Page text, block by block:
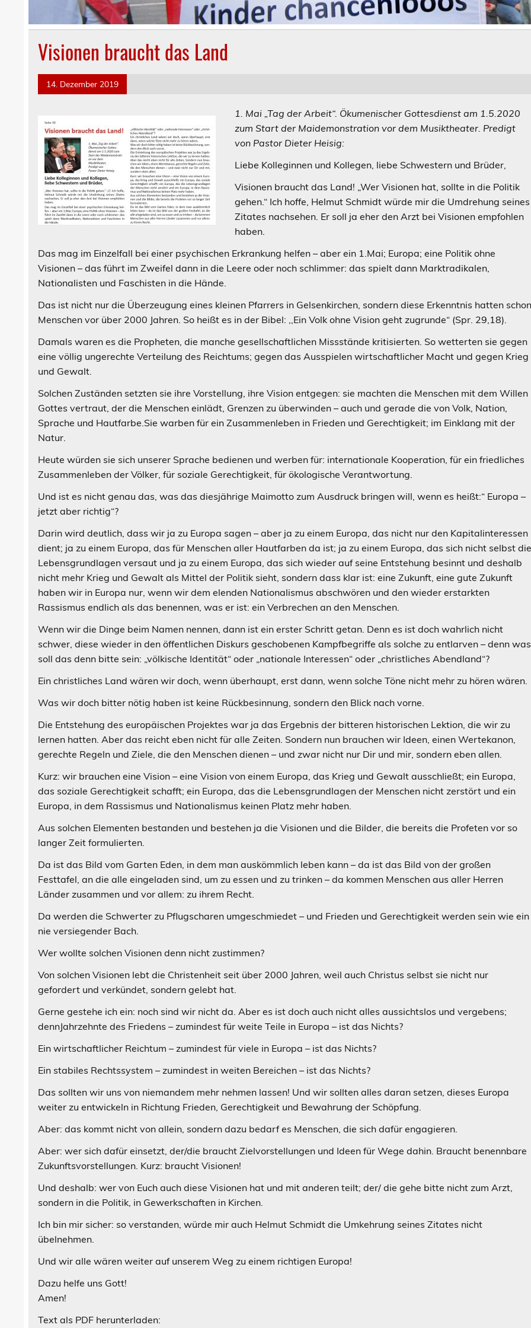
Visionen braucht das Land
14. Dezember 2019
1 . Mai „Tag der Arbeit“. Ökumenischer Gottesdienst am 1.5.2020
zum Start der Maidemonstration vor dem Musiktheater. Predigt
von Pastor Dieter Heisig:
Liebe Kolleginnen und Kollegen, liebe Schwestern und Brüder,
Visionen braucht das Land! „Wer Visionen hat, sollte in die Politik
gehen.“ Ich hoffe, Helmut Schmidt würde mir die Umdrehung seines
Zitates nachsehen. Er soll ja eher den Arzt bei Visionen empfohlen
haben.
Das mag im Einzelfall bei einer psychischen Erkrankung helfen – aber ein 1.Mai; Europa; eine Politik ohne
Visionen – das führt im Zweifel dann in die Leere oder noch schlimmer: das spielt dann Marktradikalen,
Nationalisten und Faschisten in die Hände.
Das ist nicht nur die Überzeugung eines kleinen Pfarrers in Gelsenkirchen, sondern diese Erkenntnis hatten
Menschen vor über 2000 Jahren. So heißt es in der Bibel: ,,Ein Volk ohne Vision geht zugrunde“ (Spr. 29,18).
Damals waren es die Propheten, die manche gesellschaftlichen Missstände kritisierten. So wetterten sie gegen
eine völlig ungerechte Verteilung des Reichtums; gegen das Ausspielen wirtschaftlicher Macht und gegen Krieg
und Gewalt.
Solchen Zuständen setzten sie ihre Vorstellung, ihre Vision entgegen: sie machten die Menschen mit dem Willen
Gottes vertraut, der die Menschen einlädt, Grenzen zu überwinden – auch und gerade die von Volk, Nation,
Sprache und Hautfarbe.Sie warben für ein Zusammenleben in Frieden und Gerechtigkeit; im Einklang mit der
Natur.
Heute würden sie sich unserer Sprache bedienen und werben für: internationale Kooperation, für ein friedliches
Zusammenleben der Völker, für soziale Gerechtigkeit, für ökologische Verantwortung.
Und ist es nicht genau das, was das diesjährige Maimotto zum Ausdruck bringen will, wenn es heißt:“ Europa –
jetzt aber richtig“?
Darin wird deutlich, dass wir ja zu Europa sagen – aber ja zu einem Europa, das nicht nur den Kapitalinteressen
dient; ja zu einem Europa, das für Menschen aller Hautfarben da ist; ja zu einem Europa, das sich nicht selbst
Lebensgrundlagen versaut und ja zu einem Europa, das sich wieder auf seine Entstehung besinnt und deshalb
nicht mehr Krieg und Gewalt als Mittel der Politik sieht, sondern dass klar ist: eine Zukunft, eine gute Zukunft
haben wir in Europa nur, wenn wir dem elenden Nationalismus abschwören und den wieder erstarkten
Rassismus endlich als das benennen, was er ist: ein Verbrechen an den Menschen.
Wenn wir die Dinge beim Namen nennen, dann ist ein erster Schritt getan. Denn es ist doch wahrlich nicht
schwer, diese wieder in den öffentlichen Diskurs geschobenen Kampfbegriffe als solche zu entlarven – denn was
soll das denn bitte sein: „völkische Identität“ oder „nationale Interessen“ oder „christliches Abendland“?
Ein christliches Land wären wir doch, wenn überhaupt, erst dann, wenn solche Töne nicht mehr zu hören wären.
Was wir doch bitter nötig haben ist keine Rückbesinnung, sondern den Blick nach vorne.
Die Entstehung des europäischen Projektes war ja das Ergebnis der bitteren historischen Lektion, die wir zu
lernen hatten. Aber das reicht eben nicht für alle Zeiten. Sondern nun brauchen wir Ideen, einen Wertekanon,
gerechte Regeln und Ziele, die den Menschen dienen – und zwar nicht nur Dir und mir, sondern eben allen.
Kurz: wir brauchen eine Vision – eine Vision von einem Europa, das Krieg und Gewalt ausschließt; ein Europa,
das soziale Gerechtigkeit schafft; ein Europa, das die Lebensgrundlagen der Menschen nicht zerstört und ein
Europa, in dem Rassismus und Nationalismus keinen Platz mehr haben.
Aus solchen Elementen bestanden und bestehen ja die Visionen und die Bilder, die bereits die Profeten vor so
langer Zeit formulierten.
Da ist das Bild vom Garten Eden, in dem man auskömmlich leben kann – da ist das Bild von der großen
Festtafel, an die alle eingeladen sind, um zu essen und zu trinken – da kommen Menschen aus aller Herren
Länder zusammen und vor allem: zu ihrem Recht.
Da werden die Schwerter zu Pflugscharen umgeschmiedet – und Frieden und Gerechtigkeit werden sein wie ein
nie versiegender Bach.
Wer wollte solchen Visionen denn nicht zustimmen?
Von solchen Visionen lebt die Christenheit seit über 2000 Jahren, weil auch Christus selbst sie nicht nur
gefordert und verkündet, sondern gelebt hat.
Gerne gestehe ich ein: noch sind wir nicht da. Aber es ist doch auch nicht alles aussichtslos und vergebens;
dennJahrzehnte des Friedens – zumindest für weite Teile in Europa – ist das Nichts?
Ein wirtschaftlicher Reichtum – zumindest für viele in Europa – ist das Nichts?
Ein stabiles Rechtssystem – zumindest in weiten Bereichen – ist das Nichts?
Das sollten wir uns von niemandem mehr nehmen lassen! Und wir sollten alles daran setzen, dieses Europa
weiter zu entwickeln in Richtung Frieden, Gerechtigkeit und Bewahrung der Schöpfung.
Aber: das kommt nicht von allein, sondern dazu bedarf es Menschen, die sich dafür engagieren.
Aber: wer sich dafür einsetzt, der/die braucht Zielvorstellungen und Ideen für Wege dahin. Braucht benennbare
Zukunftsvorstellungen. Kurz: braucht Visionen!
Und deshalb: wer von Euch auch diese Visionen hat und mit anderen teilt; der/ die gehe bitte nicht zum Arzt,
sondern in die Politik, in Gewerkschaften in Kirchen.
Ich bin mir sicher: so verstanden, würde mir auch Helmut Schmidt die Umkehrung seines Zitates nicht
übelnehmen.
Und wir alle wären weiter auf unserem Weg zu einem richtigen Europa!
Dazu helfe uns Gott!
Amen!
Text als PDF herunterladen: